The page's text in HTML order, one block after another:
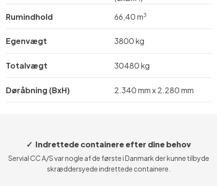
Rumindhold
​​66,40 m3
Egenvægt 3800 kg
Totalvægt​ 30480 kg
Døråbning (BxH) 2.340 mm x 2.280 mm
✓ Indrettede containere efter dine behov
Servial CC A/S var nogle af de første i Danmark der kunne tilbyde
skræddersyede indrettede containere.